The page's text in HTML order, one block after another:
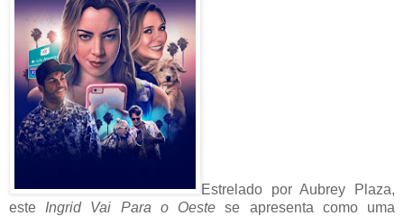
Estrelado por Aubrey Plaza,
este Ingrid Vai Para o Oeste se apresenta como uma